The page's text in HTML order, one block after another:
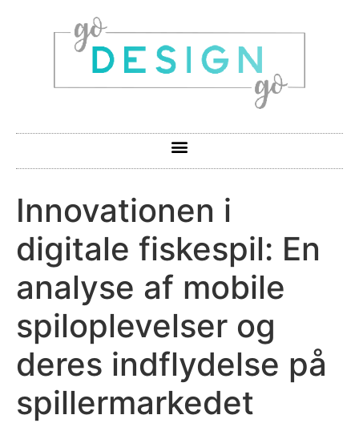
Innovationen i
digitale fiskespil: En
analyse af mobile
spiloplevelser og
deres indflydelse på
spillermarkedet